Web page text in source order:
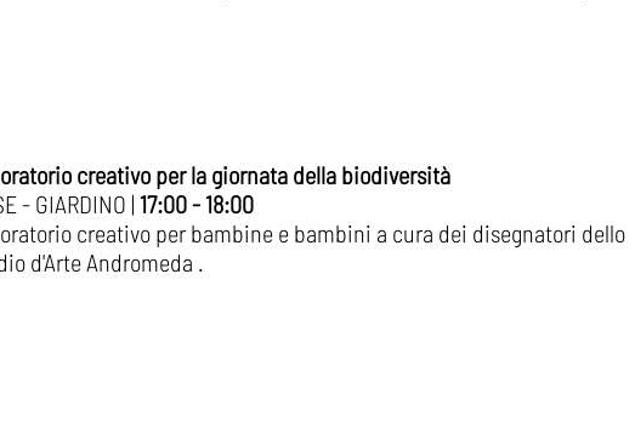
creativo per la giornata della biodiversità
- GIARDINO | 17:00 - 18:00
creativo per bambine e bambini a cura dei disegnatori dello
d'Arte Andromeda .​